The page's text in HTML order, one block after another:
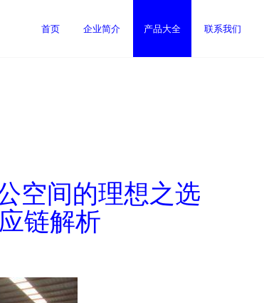
首页 企业简介 产品大全 联系我们
空间的理想之选
链解析